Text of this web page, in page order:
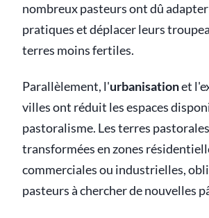
nombreux pasteurs ont dû
pratiques et déplacer leurs
terres moins fertiles.
Parallèlement, l'urbanisationet
villes ont réduit les espaces
pastoralisme. Les terres
transformées en zones
commerciales ou industrielles,
pasteurs à chercher de nouvelles